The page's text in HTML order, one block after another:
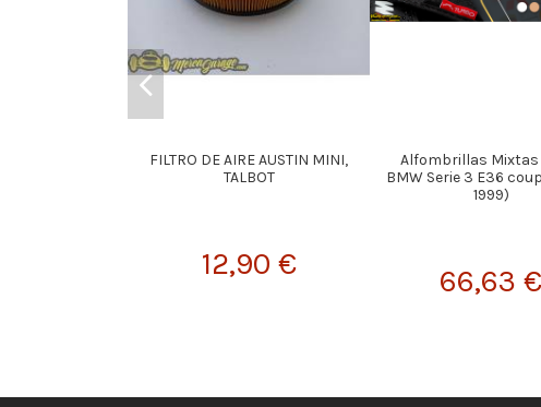
FILTRO DE AIRE AUSTIN MINI,
TALBOT
12,90 €
Alfombrillas Mixtas
BMW Serie 3 E36
1999)
66,63 €